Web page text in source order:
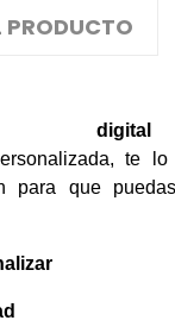
PRODUCTO
te lo
para que